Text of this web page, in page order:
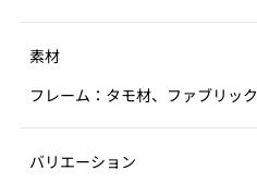
素材
フレーム：タモ材、ファブリック
バリエーション